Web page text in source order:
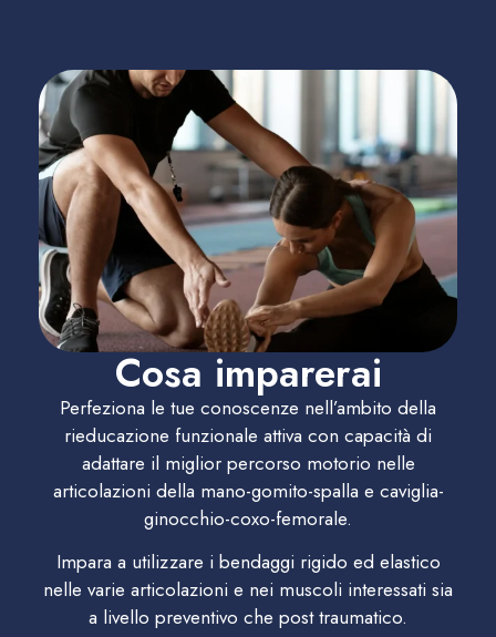
Cosa imparerai
Perfeziona le tue conoscenze nell’ambito della
rieducazione funzionale attiva con capacità di
adattare il miglior percorso motorio nelle
articolazioni della mano-gomito-spalla e caviglia-
ginocchio-coxo-femorale.
Impara a utilizzare i bendaggi rigido ed elastico
nelle varie articolazioni e nei muscoli interessati sia
a livello preventivo che post traumatico.